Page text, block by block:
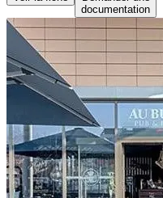
documentation